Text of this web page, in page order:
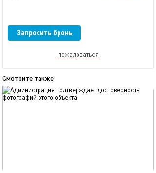
Запросить бронь
пожаловаться
Смотрите также
обновлено 07.08.2026